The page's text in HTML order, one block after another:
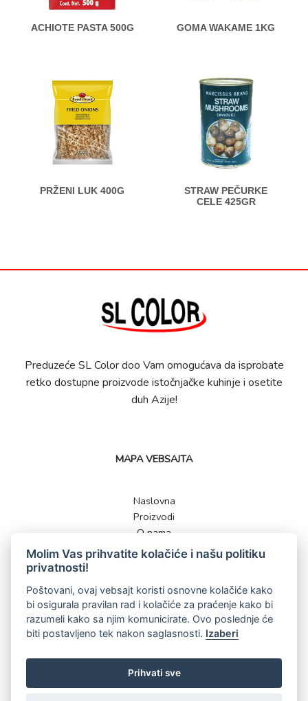
ACHIOTE PASTA 500G GOMA WAKAME 1KG
PRŽENI LUK 400G
STRAW PEČURKE
CELE 425GR
Preduzeće SL Color doo Vam omogućava da isprobate
retko dostupne proizvode istočnjačke kuhinje i osetite
duh Azije!
MAPA VEBSAJTA
Naslovna
Proizvodi
O nama
Kontakt
KONTAKT
shop@slcolor.rs
Molim Vas prihvatite kolačiće i našu politiku
privatnosti!
Poštovani, ovaj vebsajt koristi osnovne kolačiće kako
bi osigurala pravilan rad i kolačiće za praćenje kako bi
razumeli kako sa njim komunicirate. Ovo poslednje će
biti postavljeno tek nakon saglasnosti. Izaberi
Prihvati sve